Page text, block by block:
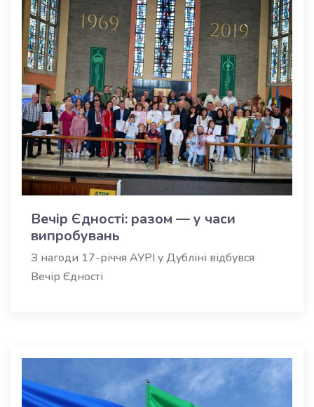
Вечір Єднoсті: разом — у часи
випробувань
З нагоди 17-річчя АУРІ у Дубліні відбувся
Вечір Єдності